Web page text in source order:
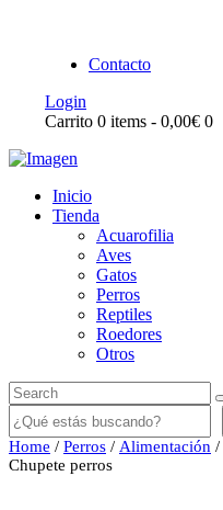
Contacto
Login
Carrito 0 items - 0,00€ 0
Inicio
Tienda
Acuarofilia
Aves
Gatos
Perros
Reptiles
Roedores
Otros
Buscar
Home / Perros / Alimentación /
Chupete perros